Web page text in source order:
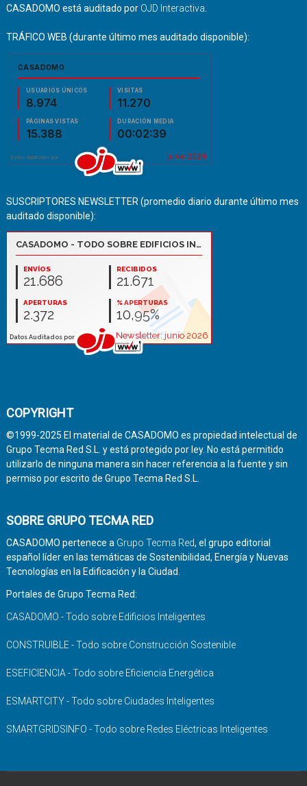
CASADOMO está auditado por OJD Interactiva
TRÁFICO WEB (durante último mes auditado disponible):
SUSCRIPTORES NEWSLETTER (promedio diario durante último mes
auditado disponible):
COPYRIGHT
©1999-2025 El material de CASADOMO es propiedad intelectual de
Grupo Tecma Red S.L. y está protegido por ley. No está permitido
utilizarlo de ninguna manera sin hacer referencia a la fuente y sin
permiso por escrito de Grupo Tecma Red S.L.
SOBRE GRUPO TECMA RED
CASADOMO pertenece a Grupo Tecma Red, el grupo editorial
español líder en las temáticas de Sostenibilidad, Energía y Nuevas
Tecnologías en la Edificación y la Ciudad.
Portales de Grupo Tecma Red:
CASADOMO - Todo sobre Edificios Inteligentes
CONSTRUIBLE - Todo sobre Construcción Sostenible
ESEFICIENCIA - Todo sobre Eficiencia Energética
ESMARTCITY - Todo sobre Ciudades Inteligentes
SMARTGRIDSINFO - Todo sobre Redes Eléctricas Inteligentes